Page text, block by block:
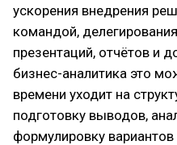
ускорения внедрения
командой,
презентаций, отчётов и
бизнес-аналитика это
времени уходит на
подготовку выводов,
формулировку